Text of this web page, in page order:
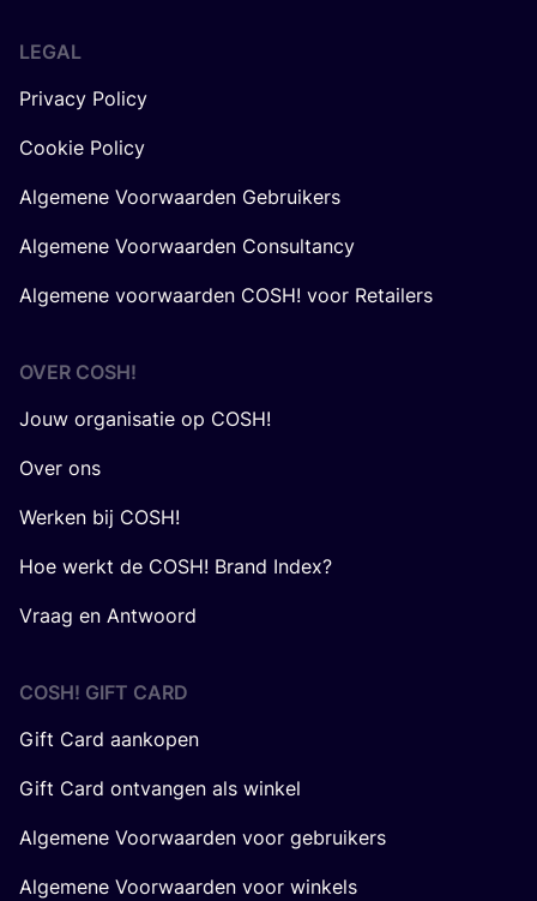
LEGAL
Privacy Policy
Cookie Policy
Algemene Voorwaarden Gebruikers
Algemene Voorwaarden Consultancy
Algemene voorwaarden COSH! voor Retailers
OVER COSH!
Jouw organisatie op COSH!
Over ons
Werken bij COSH!
Hoe werkt de COSH! Brand Index?
Vraag en Antwoord
COSH! GIFT CARD
Gift Card aankopen
Gift Card ontvangen als winkel
Algemene Voorwaarden voor gebruikers
Algemene Voorwaarden voor winkels